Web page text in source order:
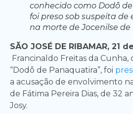
conhecido como Dodô
foi preso sob suspeita de
na morte de Jocenilse de
SÃO JOSÉ DE RIBAMAR, 21
Francinaldo Freitas da Cunha,
“Dodô de Panaquatira”, foi
a acusação de envolvimento
de Fátima Pereira Dias, de 32
Josy.